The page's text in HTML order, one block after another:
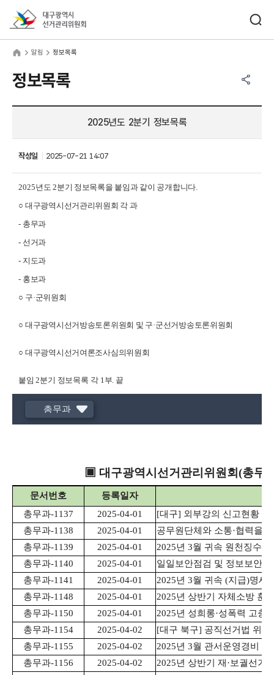
알림 정보목록
정보목록
2025년도 2분기 정보목록
작성일 2025-07-21 14:07
2025년도 2분기 정보목록을 붙임과 같이 공개합니다.
○ 대구광역시선거관리위원회 각 과
- 총무과
- 선거과
- 지도과
- 홍보과
○ 구·군위원회
○ 대구광역시선거방송토론위원회 및 구·군선거방송토론위원회
○ 대구광역시선거여론조사심의위원회
붙임 2분기 정보목록 각 1부. 끝